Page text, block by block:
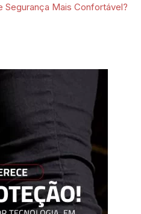
Segurança Mais Confortável?